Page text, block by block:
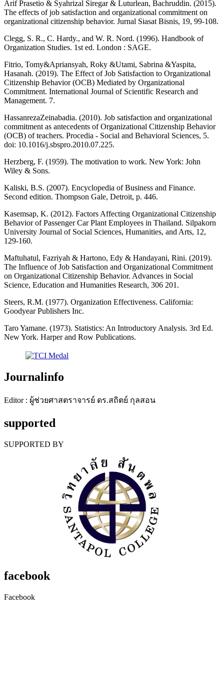
Arif Prasetio & Syahrizal Siregar & Luturlean, Bachruddin. (2015).
The effects of job satisfaction and organizational commitment on
organizational citizenship behavior. Jurnal Siasat Bisnis, 19, 99-108.
Clegg, S. R., C. Hardy., and W. R. Nord. (1996). Handbook of
Organization Studies. 1st ed. London : SAGE.
Fitrio, Tomy&Apriansyah, Roky &Utami, Sabrina &Yaspita,
Hasanah. (2019). The Effect of Job Satisfaction to Organizational
Citizenship Behavior (OCB) Mediated by Organizational
Commitment. International Journal of Scientific Research and
Management. 7.
HassanrezaZeinabadia. (2010). Job satisfaction and organizational
commitment as antecedents of Organizational Citizenship Behavior
(OCB) of teachers. Procedia - Social and Behavioral Sciences, 5.
doi: 10.1016/j.sbspro.2010.07.225.
Herzberg, F. (1959). The motivation to work. New York: John
Wiley & Sons.
Kaliski, B.S. (2007). Encyclopedia of Business and Finance.
Second edition. Thompson Gale, Detroit, p. 446.
Kasemsap, K. (2012). Factors Affecting Organizational Citizenship
Behavior of Passenger Car Plant Employees in Thailand. Silpakorn
University Journal of Social Sciences, Humanities, and Arts, 12,
129-160.
Maftuhatul, Fazriyah & Hartono, Edy & Handayani, Rini. (2019).
The Influence of Job Satisfaction and Organizational Commitment
on Organizational Citizenship Behavior. Advances in Social
Science, Education and Humanities Research, 306 201.
Steers, R.M. (1977). Organization Effectiveness. California:
Goodyear Publishers Inc.
Taro Yamane. (1973). Statistics: An Introductory Analysis. 3rd Ed.
New York. Harper and Row Publications.
Journalinfo
Editor : ผู้ช่วยศาสตราจารย์ ดร.สถิตย์ กุลสอน
supported
SUPPORTED BY
facebook
Facebook